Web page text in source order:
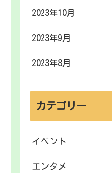
2023年10月
2023年9月
2023年8月
カテゴリー
イベント
エンタメ